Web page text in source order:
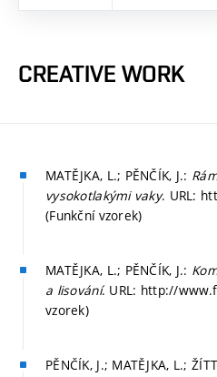
CREATIVE WORK
MATĚJKA, L.; PĚNČÍK, J.:
vysokotlakými vaky. URL:
(Funkční vzorek)
MATĚJKA, L.; PĚNČÍK, J.:
a lisování. URL: http://
vzorek)
PĚNČÍK, J.; MATĚJKA, L.;